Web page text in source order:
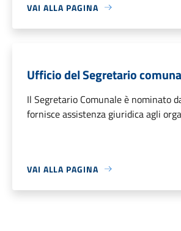
VAI ALLA PAGINA
Ufficio del Segretario
Il Segretario Comunale è nominato
fornisce assistenza giuridica agli
VAI ALLA PAGINA